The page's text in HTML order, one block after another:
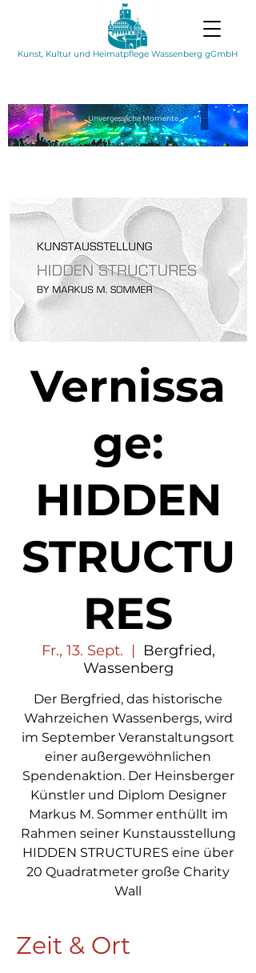
Kunst, Kultur und Heimatpflege Wassenberg gGmbH
UnvergesslicheMomente
Vernissa
ge:
HIDDEN
STRUCTU
RES
Fr., 13. Sept.
  |
Bergfried,
Wassenberg
Der Bergfried, das historische
Wahrzeichen Wassenbergs, wird
im September Veranstaltungsort
einer außergewöhnlichen
Spendenaktion. Der Heinsberger
Künstler und Diplom Designer
Markus M. Sommer enthüllt im
Rahmen seiner Kunstausstellung
HIDDEN STRUCTURES eine über
20 Quadratmeter große Charity
Zeit & Ort